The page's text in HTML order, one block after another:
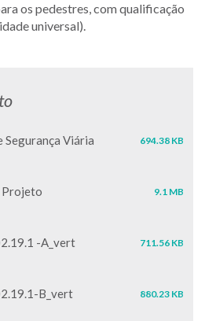
os pedestres, com qualificação
universal).
Segurança Viária 694.38 KB
Projeto 9.1 MB
-A_vert 711.56 KB
B_vert 880.23 KB